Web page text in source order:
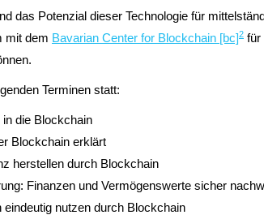
das Potenzial dieser Technologie für
mit dem Bavarian Center for Blockchain [bc]2 für
Terminen statt:
in die Blockchain
Blockchain erklärt
herstellen durch Blockchain
Finanzen und Vermögenswerte sicher
eindeutig nutzen durch Blockchain